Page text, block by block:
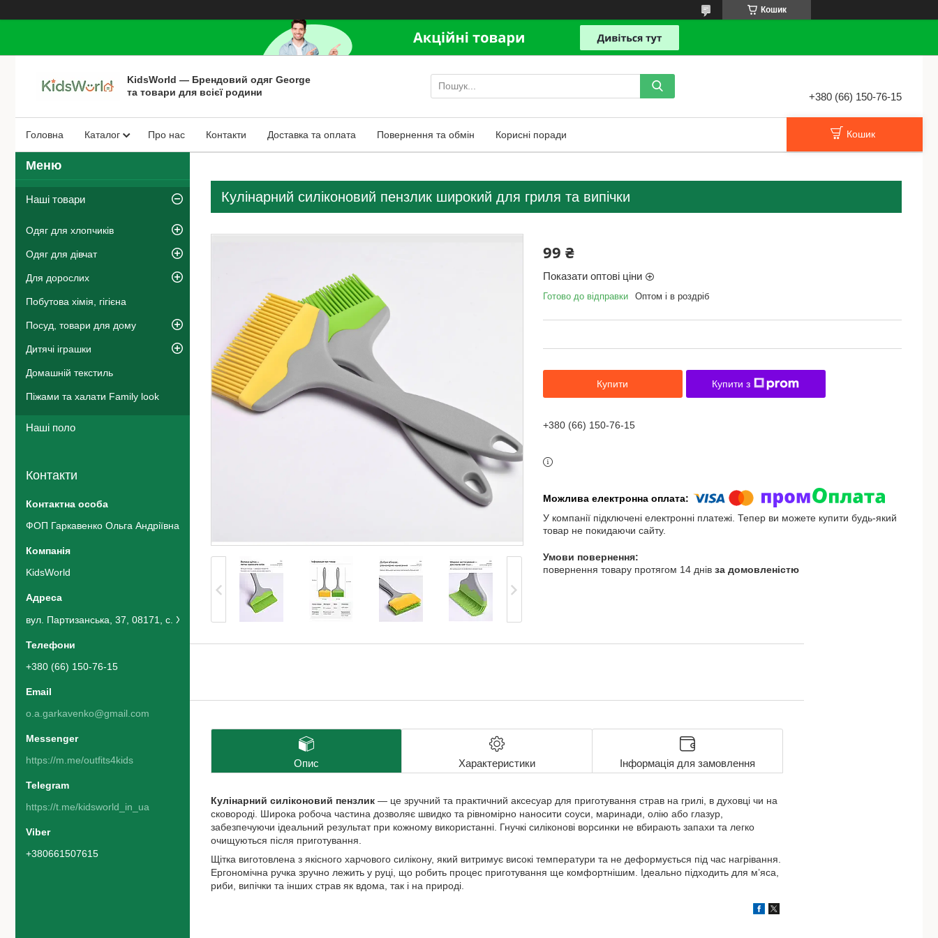
Кошик
KidsWorld — Брендовий одяг George
та товари для всієї родини
+380 (66) 150-76-15
Головна Каталог Про нас Контакти Доставка та оплата Повернення та обмін Корисні поради Кошик
Кулінарний силіконовий пензлик широкий для гриля та випічки
99 ₴
Показати оптові ціни
Готово до відправки Оптом і в роздріб
Купити Купити з
+380 (66) 150-76-15
У компанії підключені електронні платежі. Тепер ви можете купити будь-який
товар не покидаючи сайту.
повернення товару протягом 14 днів за домовленістю
Опис Характеристики Інформація для замовлення
Кулінарний силіконовий пензлик — це зручний та практичний аксесуар для приготування страв на грилі, в духовці чи на
сковороді. Широка робоча частина дозволяє швидко та рівномірно наносити соуси, маринади, олію або глазур,
забезпечуючи ідеальний результат при кожному використанні. Гнучкі силіконові ворсинки не вбирають запахи та легко
очищуються після приготування.
Щітка виготовлена з якісного харчового силікону, який витримує високі температури та не деформується під час нагрівання.
Ергономічна ручка зручно лежить у руці, що робить процес приготування ще комфортнішим. Ідеально підходить для м’яса,
риби, випічки та інших страв як вдома, так і на природі.
Наші товари
Одяг для хлопчиків
Одяг для дівчат
Для дорослих
Побутова хімія, гігієна
Посуд, товари для дому
Дитячі іграшки
Домашній текстиль
Піжами та халати Family look
Наші поло
Контакти
ФОП Гаркавенко Ольга Андріївна
KidsWorld
вул. Партизанська, 37, 08171, с. Хотів, Україна
+380 (66) 150-76-15
o.a.garkavenko@gmail.com
https://m.me/outfits4kids
https://t.me/kidsworld_in_ua
+380661507615